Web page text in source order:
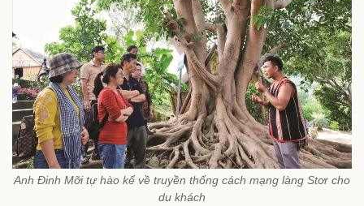
Anh Đinh Mỡi tự hào kể về truyền thống cách mạng làng Stơr cho
du khách